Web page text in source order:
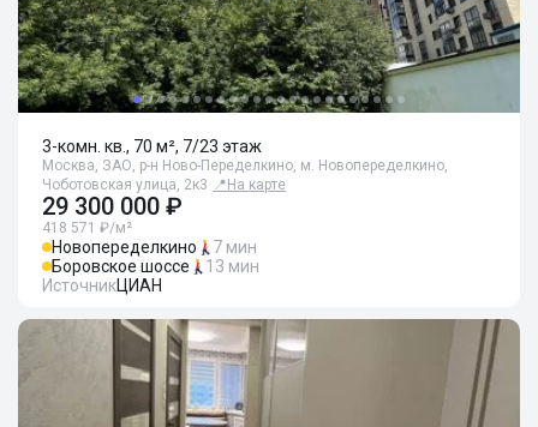
3-комн. кв., 70 м², 7/23 этаж
Москва, ЗАО, р-н Ново-Переделкино, м. Новопеределкино,
Чоботовская улица, 2к3 📍 На карте
29 300 000 ₽
418 571 ₽/м²
Новопеределкино
7 мин
Боровское шоссе
13 мин
ИсточникЦИАН